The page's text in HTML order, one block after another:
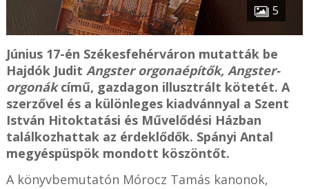
5
Június 17-én Székesfehérváron mutatták be
Hajdók Judit Angster orgonaépítők, Angster-
orgonákcímű, gazdagon illusztrált kötetét. A
szerzővel és a különleges kiadvánnyal a Szent
István Hitoktatási és Művelődési Házban
találkozhattak az érdeklődők. Spányi Antal
megyéspüspök mondott köszöntőt.
A könyvbemutatón Mórocz Tamás kanonok,